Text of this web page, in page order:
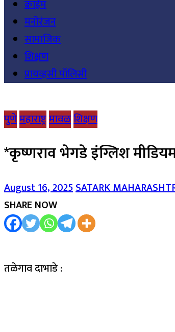
क्राईम
मनोरंजन
सामाजिक
शिक्षण
प्रायव्हसी पॉलिसी
पुणेमहाराष्ट्रमावळशिक्षण
*कृष्णराव भेगडे इंग्लिश
August 16, 2025SATARK
SHARE NOW
तळेगाव दाभाडे :